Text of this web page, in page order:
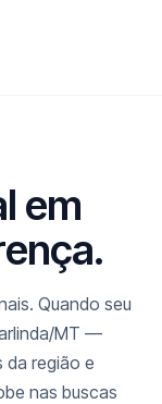
em
Quando seu
MT —
da região e
nas buscas